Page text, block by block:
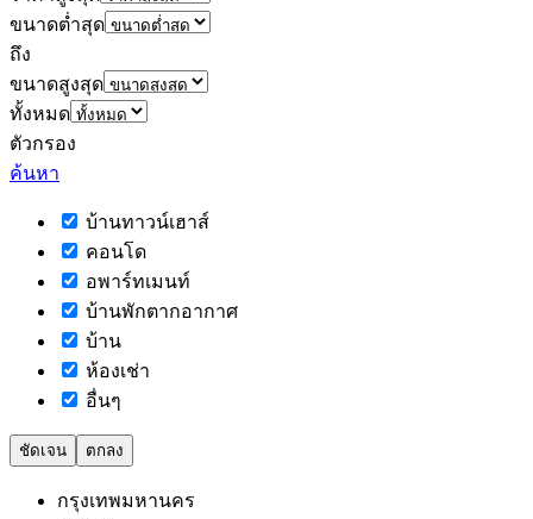
ขนาดต่ำสุด
ถึง
ขนาดสูงสุด
ทั้งหมด
ตัวกรอง
ค้นหา
บ้านทาวน์เฮาส์
คอนโด
อพาร์ทเมนท์
บ้านพักตากอากาศ
บ้าน
ห้องเช่า
อื่นๆ
ชัดเจน ตกลง
กรุงเทพมหานคร